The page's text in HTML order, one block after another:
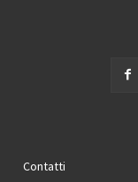
Contatti